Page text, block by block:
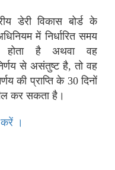
डेरी विकास बोर्ड के
में निर्धारित समय
होता है अथवा वह
से असंतुष्‍ट है, तो वह
की प्राप्ति के 30 दिनों
कर सकता है।
।